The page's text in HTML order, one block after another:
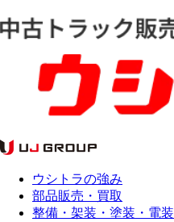
ウシトラの強み
部品販売・買取
整備・架装・塗装・電装